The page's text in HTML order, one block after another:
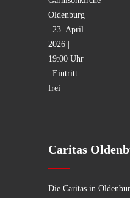
Caritas
Die Caritas in